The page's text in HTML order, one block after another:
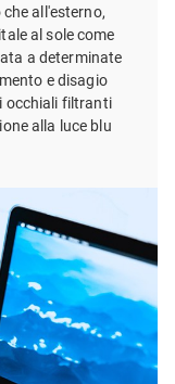
all'esterno,
al sole come
a determinate
e disagio
occhiali filtranti
alla luce blu